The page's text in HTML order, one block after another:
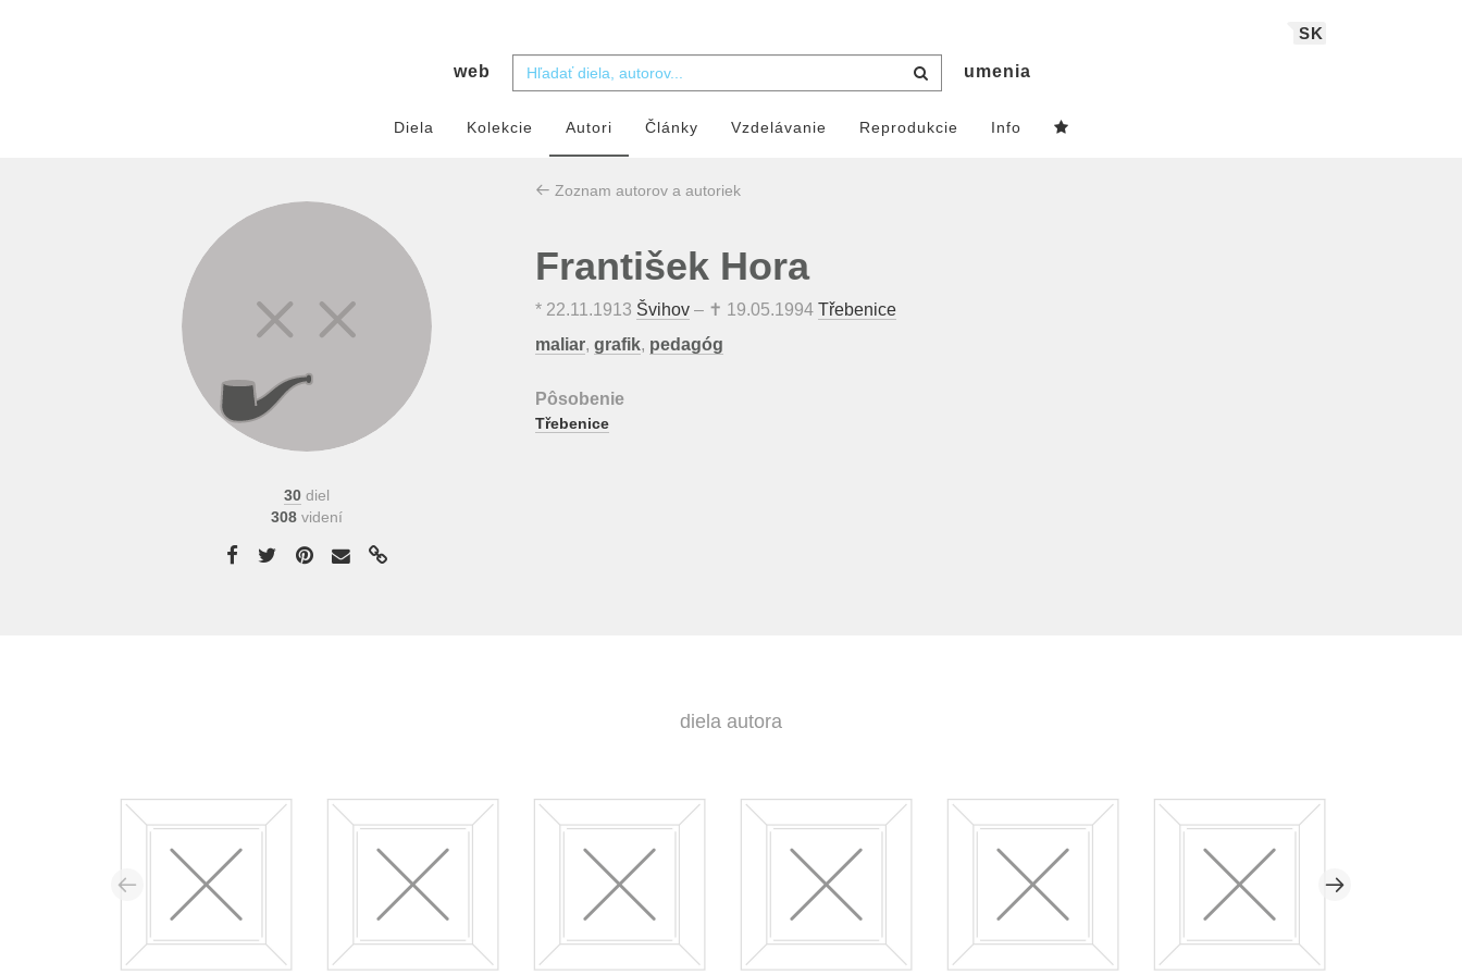
SK
web umenia
Diela Kolekcie Autori Články Vzdelávanie Reprodukcie Info
30 diel
308 videní
Zoznam autorov a autoriek
František Hora
* 22.11.1913 Švihov – ✝ 19.05.1994 Třebenice
maliar, grafik, pedagóg
Pôsobenie
Třebenice
diela autora